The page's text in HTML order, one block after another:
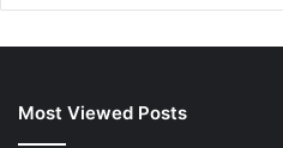
Most Viewed Posts